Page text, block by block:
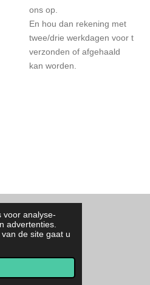
voor analyse-
advertenties.
de site gaat u
ons op.
En hou dan rekening met
twee/drie werkdagen voor t
verzonden of afgehaald
kan worden.